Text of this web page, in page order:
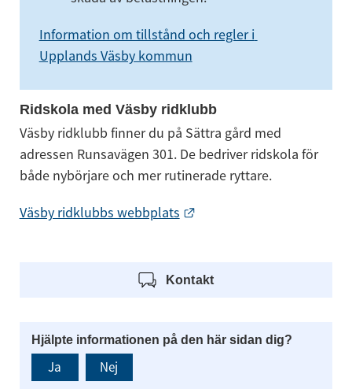
Information om tillstånd och regler i
Upplands Väsby kommun
Ridskola med Väsby ridklubb
Väsby ridklubb finner du på Sättra gård med
adressen Runsavägen 301. De bedriver ridskola för
både nybörjare och mer rutinerade ryttare.
Väsby ridklubbs webbplats Länk till annan webbplats.
Kontakt
Hjälpte informationen på den här sidan dig?
Ja Nej